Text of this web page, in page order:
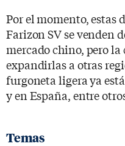
Por el momento, estas
Farizon SV se venden
mercado chino, pero la
expandirlas a otras
furgoneta ligera ya
y en España, entre
Temas